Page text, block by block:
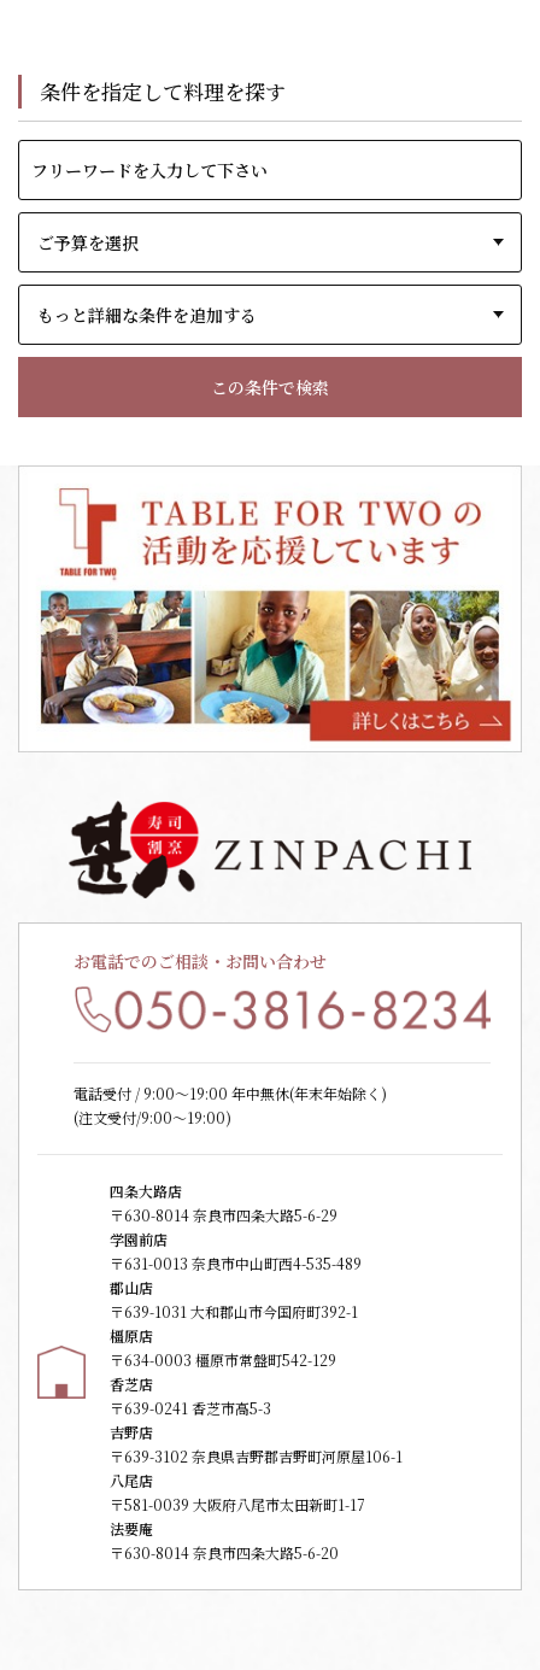
条件を指定して料理を探す
もっと詳細な条件を追加する
この条件で検索
お電話でのご相談・お問い合わせ
電話受付 / 9:00〜19:00 年中無休(年末年始除く)
(注文受付/9:00～19:00)
四条大路店
〒630-8014 奈良市四条大路5-6-29
学園前店
〒631-0013 奈良市中山町西4-535-489
郡山店
〒639-1031 大和郡山市今国府町392-1
橿原店
〒634-0003 橿原市常盤町542-129
香芝店
〒639-0241 香芝市高5-3
吉野店
〒639-3102 奈良県吉野郡吉野町河原屋106-1
八尾店
〒581-0039 大阪府八尾市太田新町1-17
法要庵
〒630-8014 奈良市四条大路5-6-20